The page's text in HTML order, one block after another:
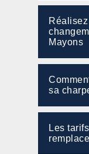
Mayons
sa
Les